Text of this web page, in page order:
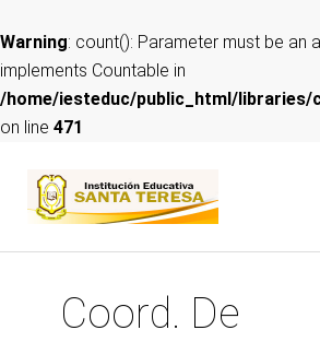
Warning: count(): Parameter must be an
implements Countable in
/home/iesteduc/public_html/libraries/
on line 471
Coord. De